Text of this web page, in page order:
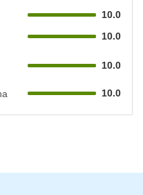
10.0
10.0
10.0
10.0